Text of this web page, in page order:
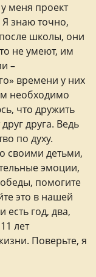
меня проект
знаю точно,
школы, они
не умеют, им
–
времени у них
необходимо
что дружить
друга. Ведь
по духу.
своими детьми,
эмоции,
помогите
это в нашей
год, два,
лет
Поверьте, я